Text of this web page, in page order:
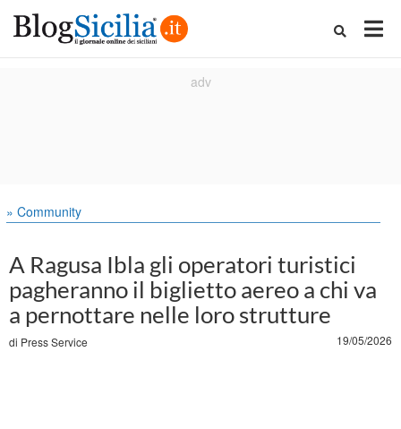
» Community
A Ragusa Ibla gli operatori turistici
pagheranno il biglietto aereo a chi va
a pernottare nelle loro strutture
di Press Service 19/05/2026